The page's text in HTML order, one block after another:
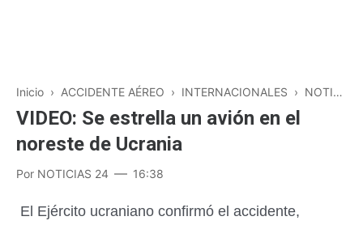
Inicio › ACCIDENTE AÉREO › INTERNACIONALES › NOTICIAS
VIDEO: Se estrella un avión en el
noreste de Ucrania
Por NOTICIAS 24 16:38
El Ejército ucraniano confirmó el accidente,